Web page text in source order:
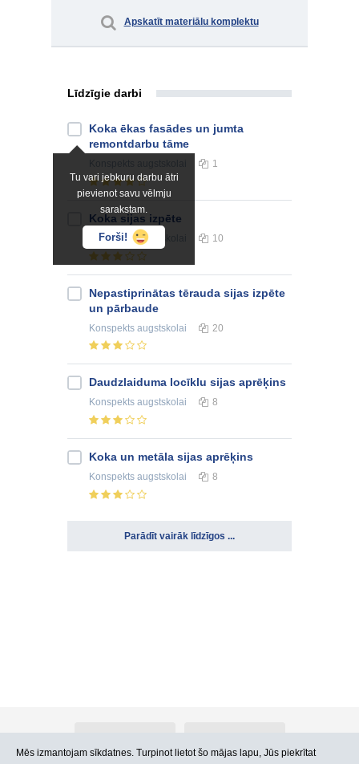
Apskatīt materiālu komplektu
Līdzīgie darbi
Tu vari jebkuru darbu ātri
pievienot savu vēlmju
sarakstam.
Forši!
Koka ēkas fasādes un jumta
remontdarbu tāme
1
Koka sijas izpēte
Konspektsaugstskolai 10
Nepastiprinātas tērauda sijas izpēte
un pārbaude
Konspekts augstskolai 20
Daudzlaiduma locīklu sijas aprēķins
Konspekts augstskolai 8
Koka un metāla sijas aprēķins
Konspekts augstskolai 8
Parādīt vairāk līdzīgos ...
Mēs izmantojam sīkdatnes. Turpinot lietot šo mājas lapu, Jūs piekrītat